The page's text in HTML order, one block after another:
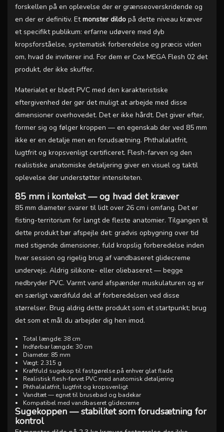
forskellen på en oplevelse der er grænseoverskridende og
en der er definitiv. Etmonster dildo på dette niveau kræver
et specifikt publikum: erfarne udøvere med dyb
kropsforståelse, systematisk forberedelse og præcis viden
om, hvad de inviterer ind. For dem er Cox MEGA Flesh 02 det
produkt, der ikke skuffer.
Materialet er blødt PVC med den karakteristiske
eftergivenhed der gør det muligt at arbejde med disse
dimensioner overhovedet. Det er ikke hårdt. Det giver efter,
former sig og følger kroppen — en egenskab der ved 85 mm
ikke er en detalje men en forudsætning. Phthalalatfrit,
lugtfrit og kropsvenligt certificeret. Flesh-farven og den
realistiske anatomiske detaljering giver en visuel og taktil
oplevelse der understøtter intensiteten.
85 mm i kontekst — og hvad det kræver
85 mm diameter svarer til lidt over 26 cm i omfang. Det er
fisting-territorium for langt de fleste anatomier. Tilgangen til
dette produkt bør afspejle det: gradvis opbygning over tid
med stigende dimensioner, fuld kropslig forberedelse inden
hver session og rigelig brug af vandbaseret glidecreme
undervejs. Aldrig silikone- eller oliebaseret — begge
nedbryder PVC. Varmt vand afspænder muskulaturen og er
en særligt værdifuld del af forberedelsen ved disse
størrelser. Brug aldrig dette produkt som et startpunkt; brug
det som et mål du arbejder dig hen imod.
Total længde: 38 cm
Indførbar længde: 30 cm
Diameter: 85 mm
Vægt: 2.315 g
Kraftfuld sugekop til fastgørelse på enhver glat flade
Realistisk flesh-farvet PVC med anatomisk detaljering
Phthalalatfrit, lugtfrit og kropsvenligt
Vandtæt — egnet til brusebad og badekar
Kompatibel med vandbaseret glidecreme
Sugekoppen — stabilitet som forudsætning for
kontrol